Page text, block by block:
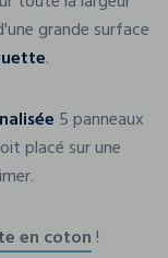
grande surface
.
5 panneaux
placé sur une
en coton!